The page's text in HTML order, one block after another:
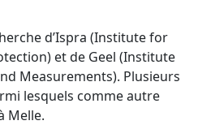
d’Ispra (Institute for
et de Geel (Institute
Measurements). Plusieurs
lesquels comme autre
Melle.